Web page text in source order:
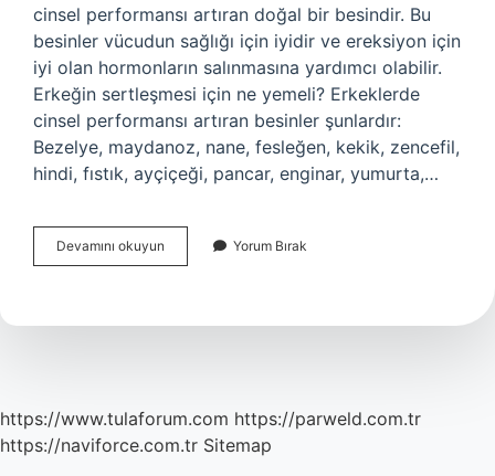
cinsel performansı artıran doğal bir besindir. Bu
besinler vücudun sağlığı için iyidir ve ereksiyon için
iyi olan hormonların salınmasına yardımcı olabilir.
Erkeğin sertleşmesi için ne yemeli? Erkeklerde
cinsel performansı artıran besinler şunlardır:
Bezelye, maydanoz, nane, fesleğen, kekik, zencefil,
hindi, fıstık, ayçiçeği, pancar, enginar, yumurta,…
Devamını okuyun Sertleşmek
Için
Yapabilirim
Yorum Bırak
https://www.tulaforum.com https://parweld.com.tr
https://naviforce.com.tr Sitemap